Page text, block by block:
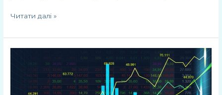
Читати далі »
оцінюють